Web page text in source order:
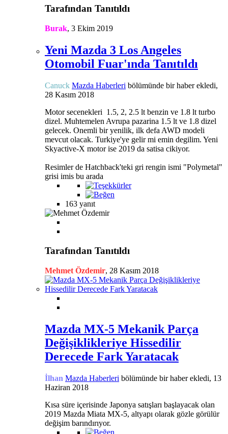
Tarafından Tanıtıldı
Burak, 3 Ekim 2019
Yeni Mazda 3 Los Angeles
Otomobil Fuar'ında Tanıtıldı
Canuck Mazda Haberleri bölümünde bir haber ekledi,
28 Kasım 2018
Motor secenekleri 1.5, 2, 2.5 lt benzin ve 1.8 lt turbo
dizel. Muhtemelen Avrupa pazarina 1.5 lt ve 1.8 dizel
gelecek. Onemli bir yenilik, ilk defa AWD modeli
mevcut olacak. Turkiye'ye gelir mi emin degilim. Yeni
Skyactive-X motor ise 2019 da satisa cikiyor.
Resimler de Hatchback'teki gri rengin ismi "Polymetal"
grisi imis bu arada
163 yanıt
Tarafından Tanıtıldı
Mehmet Özdemir, 28 Kasım 2018
Mazda MX-5 Mekanik Parça
Değişiklikleriye Hissedilir
Derecede Fark Yaratacak
İlhan Mazda Haberleri bölümünde bir haber ekledi, 13
Haziran 2018
Kısa süre içerisinde Japonya satışları başlayacak olan
2019 Mazda Miata MX-5, altyapı olarak gözle görülür
değişim barındırıyor.